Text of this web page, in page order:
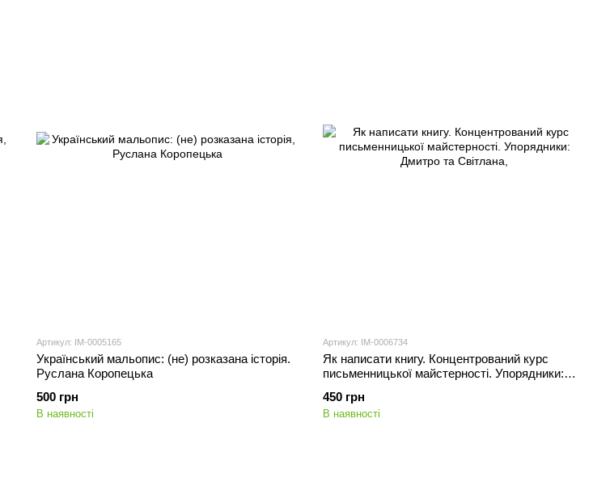
Артикул: IM-0005165
Український мальопис: (не) розказана історія.
Руслана Коропецька
500 грн
В наявності
Артикул: IM-0006734
Як написати книгу. Концентрований курс
письменницької майстерності. Упорядники:
450 грн
В наявності